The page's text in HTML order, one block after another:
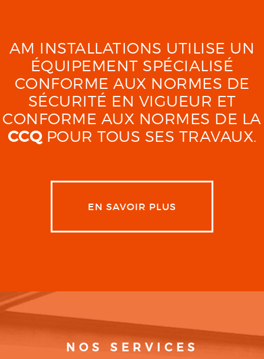
AM INSTALLATIONS UTILISE UN
ÉQUIPEMENT SPÉCIALISÉ
CONFORME AUX NORMES DE
SÉCURITÉ EN VIGUEUR ET
CONFORME AUX NORMES DE LA
CCQPOUR TOUS SES TRAVAUX.
EN SAVOIR PLUS
NOS SERVICES